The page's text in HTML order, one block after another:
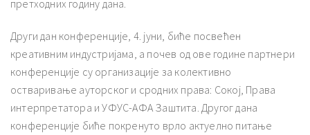
претходних годину дана.
Други дан конференције, 4. јуни, биће посвећен
креативним индустријама, а почев од ове године партнери
конференције су организације за колективно
остваривање ауторског и сродних права: Сокој, Права
интерпретатора и УФУС-АФА Заштита. Другог дана
конференције биће покренуто врло актуелно питање